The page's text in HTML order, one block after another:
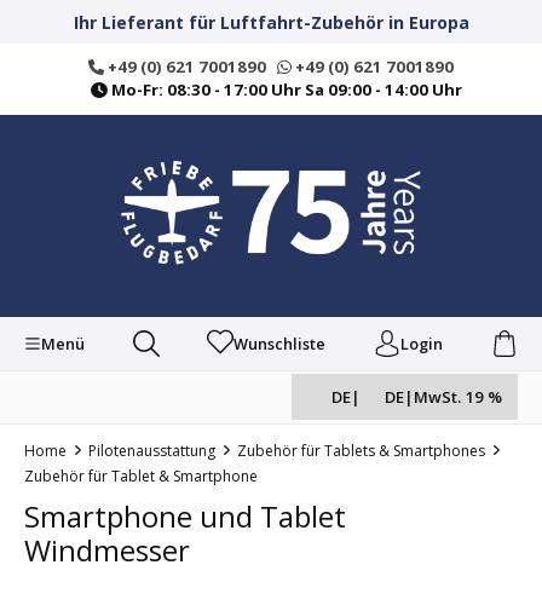
springenIhr Lieferant für Luftfahrt-Zubehör in Europa
+49 (0) 621 7001890
+49 (0) 621 7001890
Mo-Fr: 08:30 - 17:00 Uhr Sa 09:00 - 14:00 Uhr
Menü Wunschliste Login
DE| DE| MwSt. 19 %
Home Pilotenausstattung
Zubehör für Tablets & Smartphones
Zubehör für Tablet & Smartphone
Smartphone und Tablet
Windmesser